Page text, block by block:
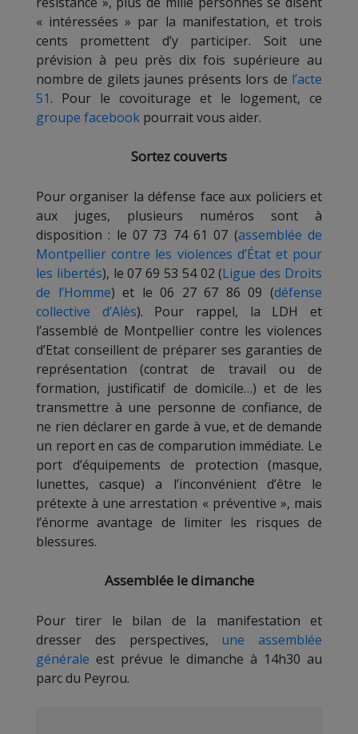
« intéressées » par la manifestation, et trois
cents promettent d’y participer. Soit une
prévision à peu près dix fois supérieure au
nombre de gilets jaunes présents lors de l’acte
51. Pour le covoiturage et le logement, ce
groupe facebook pourrait vous aider.
Sortez couverts
Pour organiser la défense face aux policiers et
aux juges, plusieurs numéros sont à
disposition : le 07 73 74 61 07 (assemblée de
Montpellier contre les violences d’État et pour
les libertés), le 07 69 53 54 02 (Ligue des Droits
de l’Homme) et le 06 27 67 86 09 (défense
collective d’Alès). Pour rappel, la LDH et
l’assemblé de Montpellier contre les violences
d’Etat conseillent de préparer ses garanties de
représentation (contrat de travail ou de
formation, justificatif de domicile…) et de les
transmettre à une personne de confiance, de
ne rien déclarer en garde à vue, et de demande
un report en cas de comparution immédiate. Le
port d’équipements de protection (masque,
lunettes, casque) a l’inconvénient d’être le
prétexte à une arrestation « préventive », mais
l’énorme avantage de limiter les risques de
blessures.
Assemblée le dimanche
Pour tirer le bilan de la manifestation et
dresser des perspectives, une assemblée
générale est prévue le dimanche à 14h30 au
parc du Peyrou.